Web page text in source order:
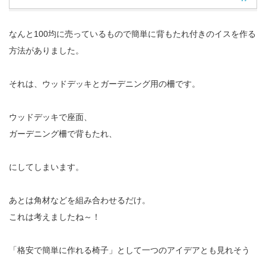
なんと100均に売っているもので簡単に背もたれ付きのイスを作る
方法がありました。
それは、ウッドデッキとガーデニング用の柵です。
ウッドデッキで座面、
ガーデニング柵で背もたれ、
にしてしまいます。
あとは角材などを組み合わせるだけ。
これは考えましたね～！
「格安で簡単に作れる椅子」として一つのアイデアとも見れそう